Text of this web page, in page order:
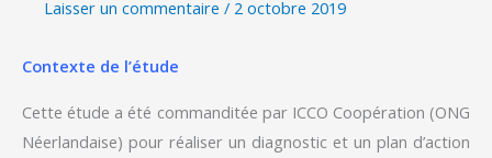
Laisser un commentaire / 2 octobre 2019
Contexte de l’étude
Cette étude a été commanditée par ICCO Coopération (ONG
Néerlandaise) pour réaliser un diagnostic et un plan d’action